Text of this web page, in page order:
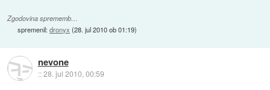
Zgodovina sprememb…
spremenil:dronyx (28. jul 2010 ob 01:19)
nevone
::28. jul 2010, 00:59